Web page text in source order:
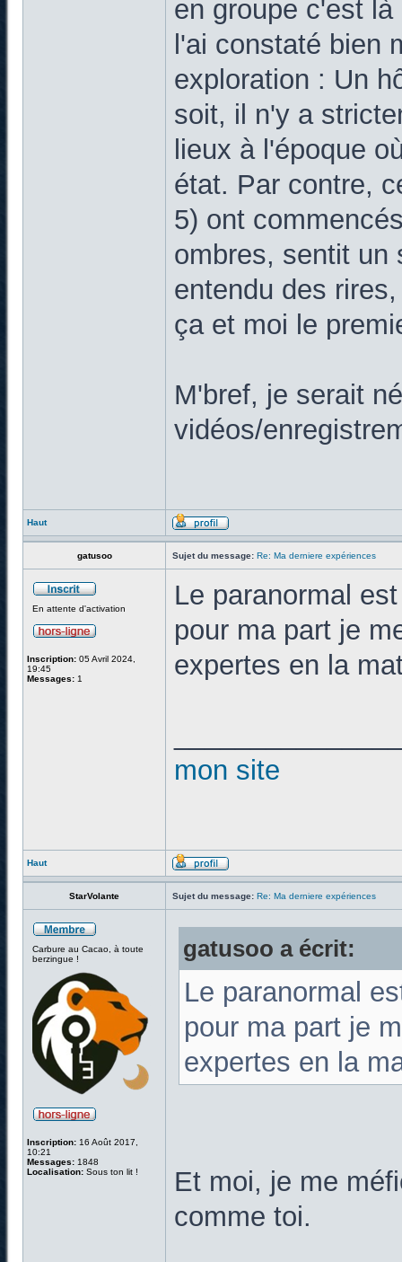
en groupe c'est
l'ai constaté bien
exploration : Un
soit, il n'y a
lieux à l'époque
état. Par contre,
5) ont
ombres, sentit un
entendu des
ça et moi le
M'bref, je serait
vidéos/
Haut
gatusoo Sujet du message: Re: Ma derniere expériences
En attente d'activation
Inscription: 05 Avril 2024,
19:45
Messages: 1
Le paranormal
pour ma part je
expertes en la
mon site
Haut
StarVolante Sujet du message: Re: Ma derniere expériences
Carbure au Cacao, à toute
berzingue !
Inscription: 16 Août 2017,
10:21
Messages: 1848
Localisation: Sous ton lit !
gatusoo a écrit:
Le paranormal
pour ma part je
expertes en la
Et moi, je me
comme toi.